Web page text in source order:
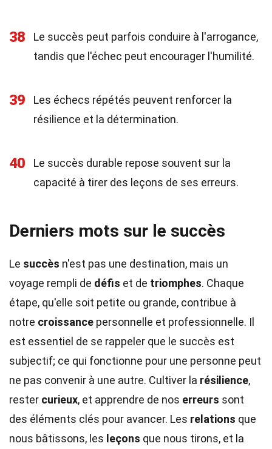
38
Le succès peut parfois conduire à l'arrogance,
tandis que l'échec peut encourager l'humilité.
39
Les échecs répétés peuvent renforcer la
résilience et la détermination.
40
Le succès durable repose souvent sur la
capacité à tirer des leçons de ses erreurs.
Derniers mots sur le succès
Le succès n'est pas une destination, mais un
voyage rempli de défis et de triomphes. Chaque
étape, qu'elle soit petite ou grande, contribue à
notre croissance personnelle et professionnelle. Il
est essentiel de se rappeler que le succès est
subjectif; ce qui fonctionne pour une personne peut
ne pas convenir à une autre. Cultiver la résilience,
rester curieux, et apprendre de nos erreurs sont
des éléments clés pour avancer. Les relations que
nous bâtissons, les leçons que nous tirons, et la